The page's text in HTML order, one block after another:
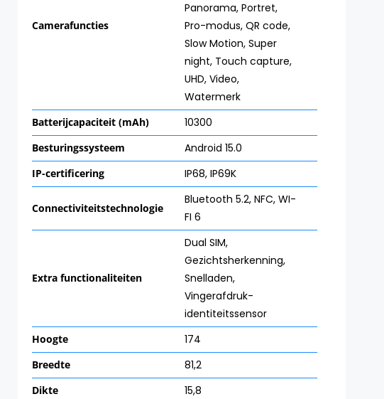
Camerafuncties
Panorama, Portret,
Pro-modus, QR code,
Slow Motion, Super
night, Touch capture,
UHD, Video,
Watermerk
Batterijcapaciteit (mAh) 10300
Besturingssysteem Android 15.0
IP-certificering IP68, IP69K
Connectiviteitstechnologie
Bluetooth 5.2, NFC, WI-
FI 6
Extra functionaliteiten
Dual SIM,
Gezichtsherkenning,
Snelladen,
Vingerafdruk-
identiteitssensor
Hoogte 174
Breedte 81,2
Dikte 15,8